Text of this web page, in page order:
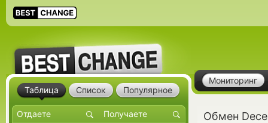
Мониторинг
Обмен
Таблица Список Популярное